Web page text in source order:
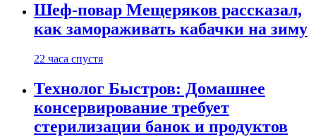
Шеф-повар Мещеряков рассказал,
как замораживать кабачки на зиму
22 часа спустя
Технолог Быстров: Домашнее
консервирование требует
стерилизации банок и продуктов